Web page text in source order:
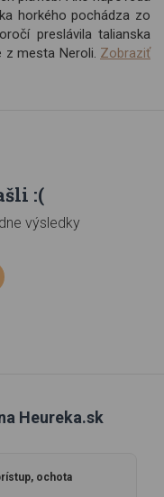
horkého pochádza zo
preslávila talianska
z mesta Neroli. Zobraziť
:(
výsledky
Heureka.sk
ochota